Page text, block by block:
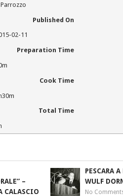
Published On
02-11
Preparation Time
Cook Time
Total Time
–
CALASCIO
PESCARA
WULF
No